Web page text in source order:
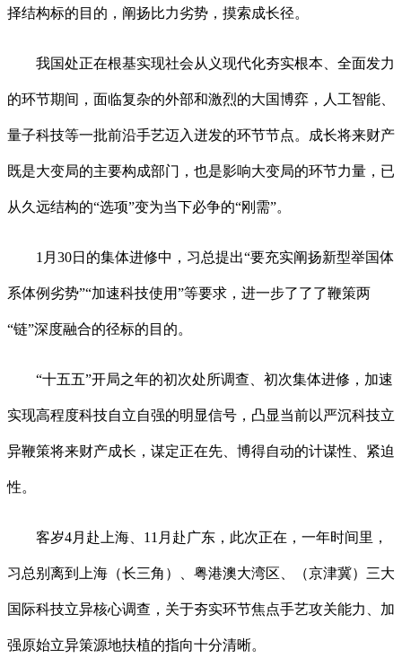
择结构标的目的，阐扬比力劣势，摸索成长径。
我国处正在根基实现社会从义现代化夯实根本、全面发力
的环节期间，面临复杂的外部和激烈的大国博弈，人工智能、
量子科技等一批前沿手艺迈入迸发的环节节点。成长将来财产
既是大变局的主要构成部门，也是影响大变局的环节力量，已
从久远结构的“选项”变为当下必争的“刚需”。
1月30日的集体进修中，习总提出“要充实阐扬新型举国体
系体例劣势”“加速科技使用”等要求，进一步了了了鞭策两
“链”深度融合的径标的目的。
“十五五”开局之年的初次处所调查、初次集体进修，加速
实现高程度科技自立自强的明显信号，凸显当前以严沉科技立
异鞭策将来财产成长，谋定正在先、博得自动的计谋性、紧迫
性。
客岁4月赴上海、11月赴广东，此次正在，一年时间里，
习总别离到上海（长三角）、粤港澳大湾区、（京津冀）三大
国际科技立异核心调查，关于夯实环节焦点手艺攻关能力、加
强原始立异策源地扶植的指向十分清晰。